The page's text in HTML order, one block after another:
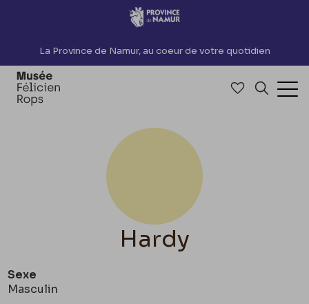
Accèder directement au contenu
La Province de Namur, au coeur de votre quotidien
Accéder à
Hardy
Sexe
Masculin